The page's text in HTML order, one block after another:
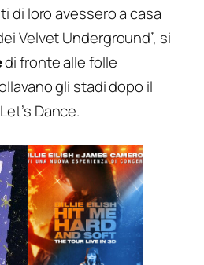
di loro avessero a casa
Velvet Underground”, si
di fronte alle folle
gli stadi dopo il
Let’s Dance.